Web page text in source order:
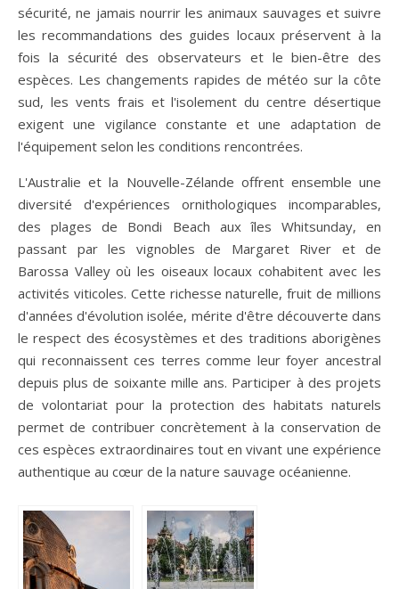
sécurité, ne jamais nourrir les animaux sauvages et suivre
les recommandations des guides locaux préservent à la
fois la sécurité des observateurs et le bien-être des
espèces. Les changements rapides de météo sur la côte
sud, les vents frais et l'isolement du centre désertique
exigent une vigilance constante et une adaptation de
l'équipement selon les conditions rencontrées.
L'Australie et la Nouvelle-Zélande offrent ensemble une
diversité d'expériences ornithologiques incomparables,
des plages de Bondi Beach aux îles Whitsunday, en
passant par les vignobles de Margaret River et de
Barossa Valley où les oiseaux locaux cohabitent avec les
activités viticoles. Cette richesse naturelle, fruit de millions
d'années d'évolution isolée, mérite d'être découverte dans
le respect des écosystèmes et des traditions aborigènes
qui reconnaissent ces terres comme leur foyer ancestral
depuis plus de soixante mille ans. Participer à des projets
de volontariat pour la protection des habitats naturels
permet de contribuer concrètement à la conservation de
ces espèces extraordinaires tout en vivant une expérience
authentique au cœur de la nature sauvage océanienne.